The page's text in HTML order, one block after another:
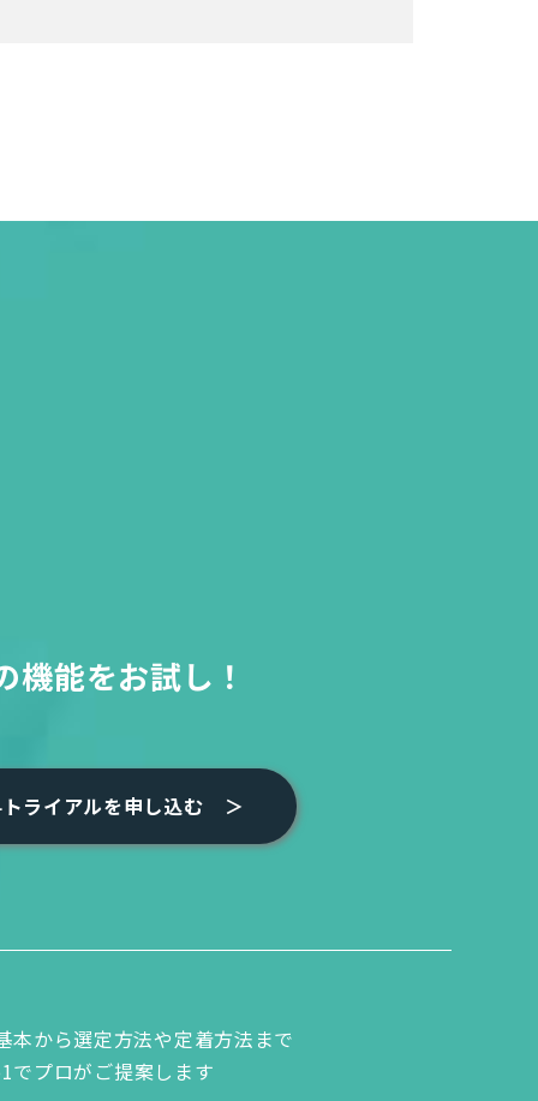
機能をお試し！
ライアルを申し込む
本から選定方法や定着方法まで
でプロがご提案します